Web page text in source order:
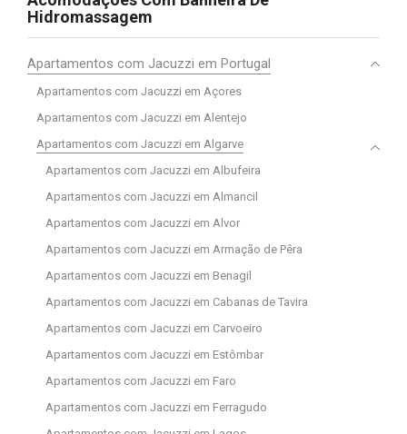
Hidromassagem
Apartamentos com Jacuzzi em Portugal
Apartamentos com Jacuzzi em Açores
Apartamentos com Jacuzzi em Alentejo
Apartamentos com Jacuzzi em Algarve
Apartamentos com Jacuzzi em Albufeira
Apartamentos com Jacuzzi em Almancil
Apartamentos com Jacuzzi em Alvor
Apartamentos com Jacuzzi em Armação de Pêra
Apartamentos com Jacuzzi em Benagil
Apartamentos com Jacuzzi em Cabanas de Tavira
Apartamentos com Jacuzzi em Carvoeiro
Apartamentos com Jacuzzi em Estômbar
Apartamentos com Jacuzzi em Faro
Apartamentos com Jacuzzi em Ferragudo